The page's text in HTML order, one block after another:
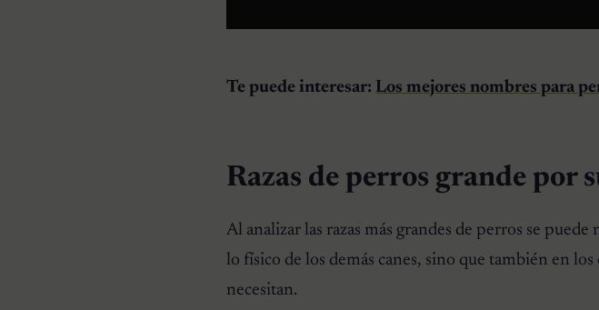
Te puede interesar: Los mejores nombres para
Razas de perros grande por
Al analizar las razas más grandes de perros se
lo físico de los demás canes, sino que también en
necesitan.